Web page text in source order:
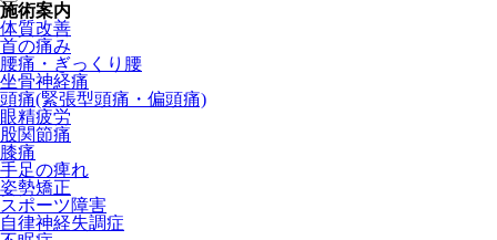
施術案内
体質改善
首の痛み
腰痛・ぎっくり腰
坐骨神経痛
頭痛(緊張型頭痛・偏頭痛)
眼精疲労
股関節痛
膝痛
手足の痺れ
姿勢矯正
スポーツ障害
自律神経失調症